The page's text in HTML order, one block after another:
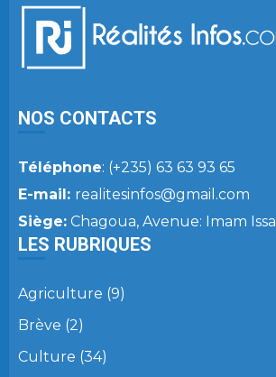
NOS CONTACTS
Téléphone: (+235) 63 63 93 65
E-mail: realitesinfos@gmail.com
Siège: Chagoua, Avenue: Imam Issa
LES RUBRIQUES
Agriculture (9)
Brève (2)
Culture (34)